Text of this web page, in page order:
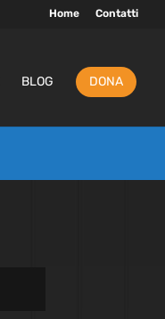
Home Contatti
BLOG DONA